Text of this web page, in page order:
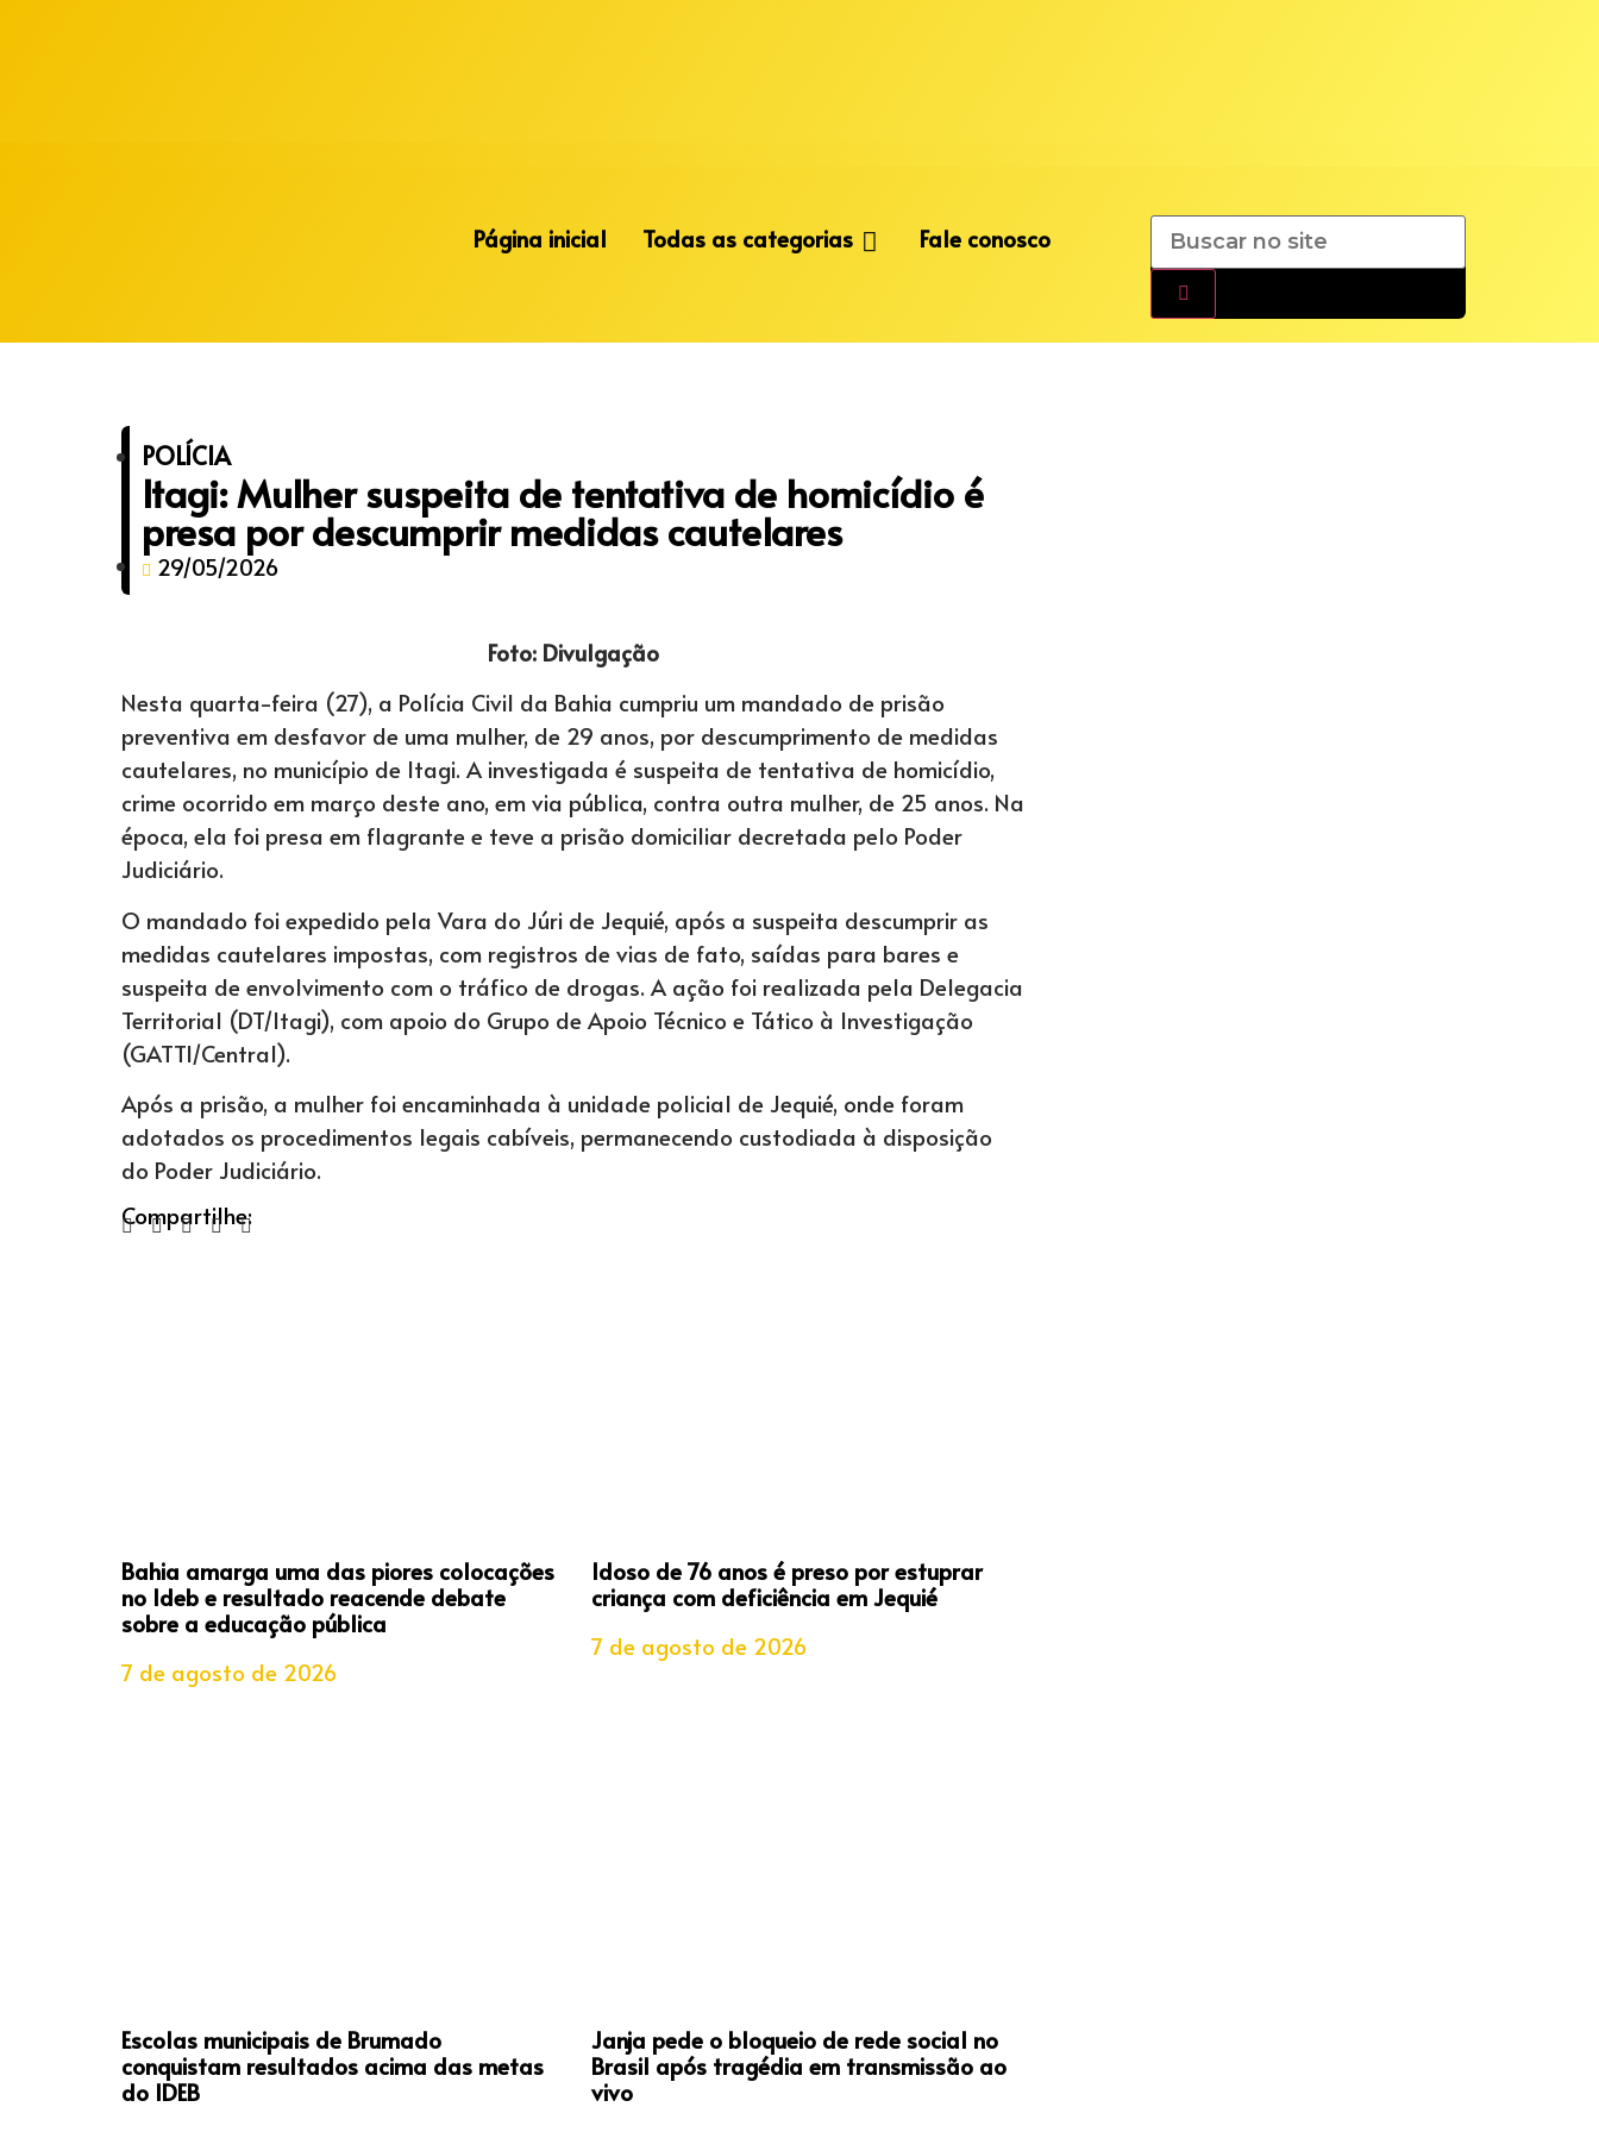
Página inicial Todas as categorias Fale conosco
POLÍCIA
Itagi: Mulher suspeita de tentativa de homicídio é
presa por descumprir medidas cautelares
29/05/2026
Foto: Divulgação
Nesta quarta-feira (27), a Polícia Civil da Bahia cumpriu um mandado de prisão
preventiva em desfavor de uma mulher, de 29 anos, por descumprimento de medidas
cautelares, no município de Itagi. A investigada é suspeita de tentativa de homicídio,
crime ocorrido em março deste ano, em via pública, contra outra mulher, de 25 anos. Na
época, ela foi presa em flagrante e teve a prisão domiciliar decretada pelo Poder
Judiciário.
O mandado foi expedido pela Vara do Júri de Jequié, após a suspeita descumprir as
medidas cautelares impostas, com registros de vias de fato, saídas para bares e
suspeita de envolvimento com o tráfico de drogas. A ação foi realizada pela Delegacia
Territorial (DT/Itagi), com apoio do Grupo de Apoio Técnico e Tático à Investigação
(GATTI/Central).
Após a prisão, a mulher foi encaminhada à unidade policial de Jequié, onde foram
adotados os procedimentos legais cabíveis, permanecendo custodiada à disposição
do Poder Judiciário.
Compartilhe:
Bahia amarga uma das piores colocações
no Ideb e resultado reacende debate
sobre a educação pública
7 de agosto de 2026
Idoso de 76 anos é preso por estuprar
criança com deficiência em Jequié
7 de agosto de 2026
Escolas municipais de Brumado
conquistam resultados acima das metas
do IDEB
Janja pede o bloqueio de rede social no
Brasil após tragédia em transmissão ao
vivo